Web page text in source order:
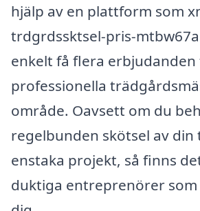
hjälp av en plattform som
trdgrdssktsel-pris-
enkelt få flera erbjudanden
professionella
område. Oavsett om du
regelbunden skötsel av
enstaka projekt, så finns
duktiga entreprenörer som